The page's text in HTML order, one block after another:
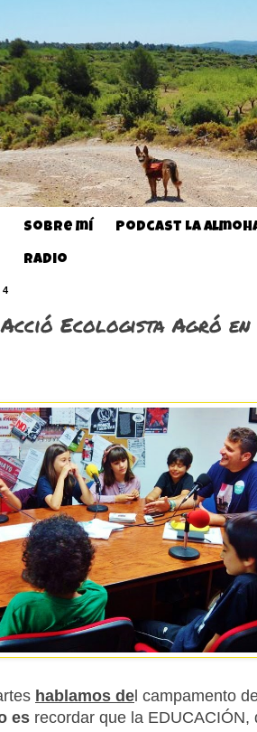
Sobre mí Podcast La
Radio
Acció Ecologista Agró
hablamos de l campamento
es recordar que la EDUCACIÓN,